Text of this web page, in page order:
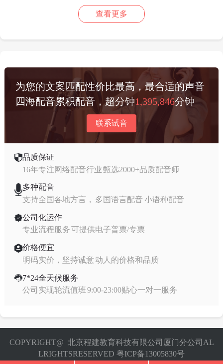
查看更多
为您的文案匹配性价比最高，最合适的声音
四海配音累积配音，超分钟1,395,846分钟
联系试音
品质保证
16年专注网络配音行业 甄选2000+品质配音师
多种配音
支持全国各地方言， 多国语言配音 小语种配音
公司化运作
专业流程服务 可提供电子普票/专票
价格便宜
明码实价，坚持诚意 动人的价格和品质
7*24全天候服务
公司实现轮流值班 9:00-23:00贴心一对一服务
COPYRIGHT@ 北京程建教育科技有限公司厦门分公司AL
LRIGHTSRESERVED 粤ICP备13005830号